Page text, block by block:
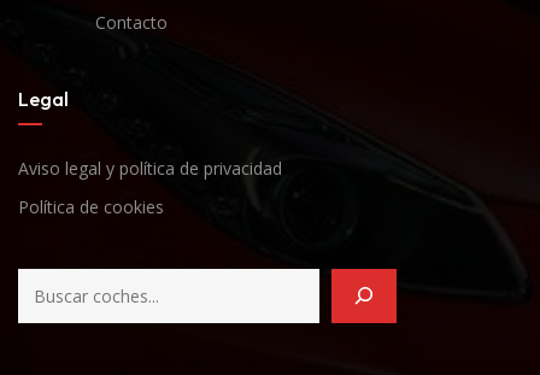
Contacto
Legal
Aviso legal y política de privacidad
Política de cookies